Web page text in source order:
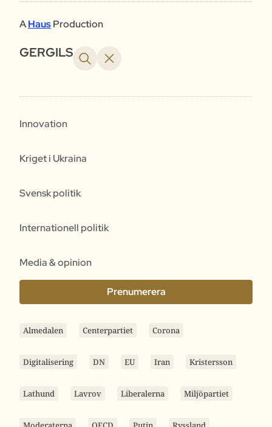
AHausProduction
GERGILS
Innovation
Kriget i Ukraina
Svensk politik
Internationell politik
Media & opinion
Prenumerera
Almedalen Centerpartiet Corona
Digitalisering DN EU Iran Kristersson
Lathund Lavrov Liberalerna Miljöpartiet